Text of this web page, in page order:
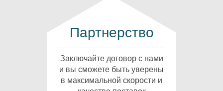
Партнерство
Заключайте договор с нами
и вы сможете быть уверены
в максимальной скорости и